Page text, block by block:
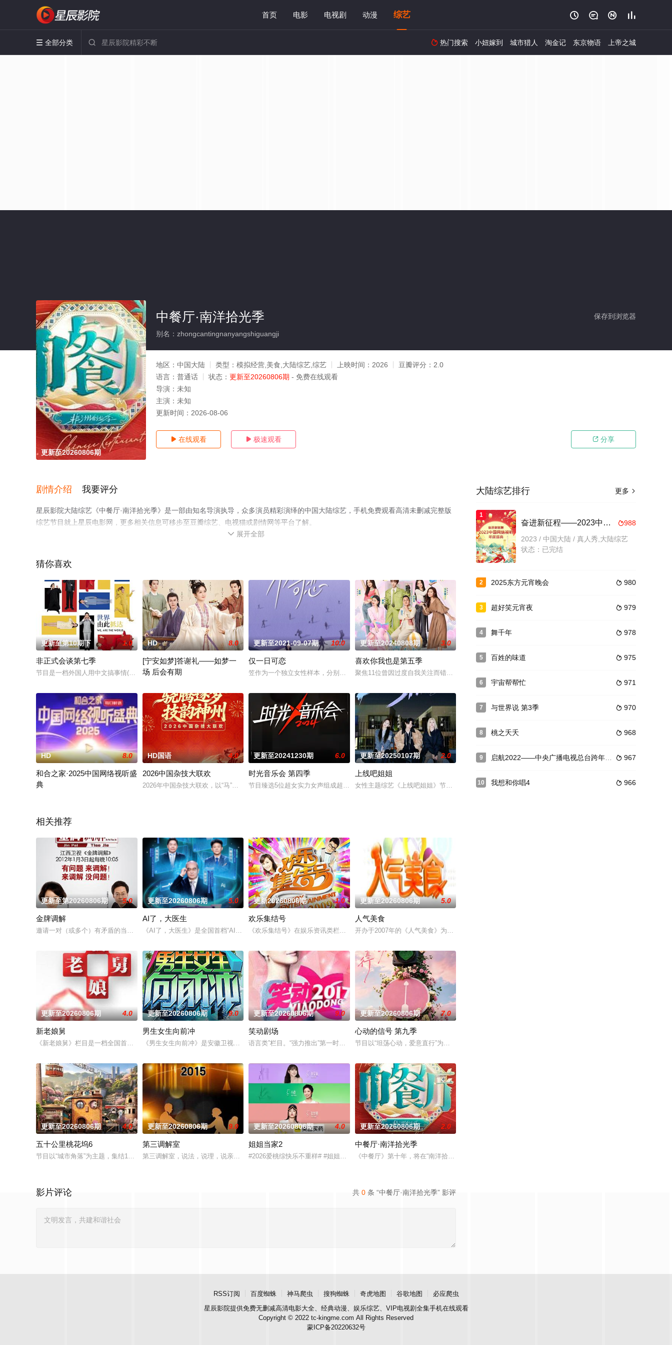
首页 电影 电视剧 动漫 综艺    
 全部分类   热门搜索 小妞嫁到 城市猎人 淘金记 东京物语 上帝之城
更新至20260806期
保存到浏览器
中餐厅·南洋拾光季
别名：zhongcantingnanyangshiguangji
地区： 中国大陆 类型： 模拟经营,美食,大陆综艺,综艺 上映时间： 2026 豆瓣评分： 2.0
语言： 普通话 状态： 更新至20260806期 - 免费在线观看
导演： 未知
主演： 未知
更新时间： 2026-08-06
 在线观看  极速观看  分享
剧情介绍 我要评分
星辰影院大陆综艺《中餐厅·南洋拾光季》是一部由知名导演执导，众多演员精彩演绎的中国大陆综艺，手机免费观看高清未删减完整版
综艺节目就上星辰电影网，更多相关信息可移步至豆瓣综艺、电视猫或剧情网等平台了解。
 展开全部
猜你喜欢
更新至第10期下 1.0
非正式会谈第七季
节目是一档外国人用中文搞事情(siao)的文化访谈类节目，各国青年聚集在一起，以诙谐态度和调侃精神，就当下年轻人普遍关心的热点话题展开积极讨论，通过对话寻求多元的解答，同时增进中国与世界文化的交流。非
HD 8.0
[宁安如梦]答谢礼——如梦一
场 后会有期
该剧改编自时镜的同名小说，曾经的姜雪宁无依无靠，因要自保、也因贪婪，她不择手段的谋取权势，处心积虑当上了皇后，却因此践踏了无数真心，与青梅竹马的小侯爷反目。后，
更新至2021-09-07期 10.0
仅一日可恋
笠作为一个独立女性样本，分别与多位不同类型的男生约会度过一天，体验一日情侣，共同完成最想与理想对象做的事，寻找最舒适的爱情，与真
更新至20240808期 3.0
喜欢你我也是第五季
聚焦11位曾因过度自我关注而错过爱情的单身男女，学会理解和思考，探寻追爱的新答案，让观众沉浸式感受
HD 8.0
和合之家·2025中国网络视听盛
典
HD国语 4.0
2026中国杂技大联欢
2026年中国杂技大联欢，以“马”作为核心意象，它不再是普通的生肖符号，而是升华为贯穿过去、现在与未来的“时空神骏”。它代表着杂技艺术中那股奔腾不息、超越极限的生命力，是
更新至20241230期 6.0
时光音乐会 第四季
节目臻选5位超女实力女声组成超女梦之队，迎接九大音乐 IP「音乐知音」重现2004-2024音乐综艺20年时光金曲，完成一次跨越20年的中国音乐
更新至20250107期 2.0
上线吧姐姐
女性主题综艺《上线吧姐姐》节目将于12月20日起在芒果TV独家开播，为观众带来连续的舞台盛宴与情感共
相关推荐
更新至第20260806期 5.0
金牌调解
邀请一对（或多个）有矛盾的当事人进入演播室，主持人和人民调解员现场为当事人排忧解难，通过节目告诉观众面对纠纷的智慧和解决矛盾的艺术，将真实事件和综艺手段完美交融，塑造全新节目模式。节目中将大力体
更新至20260806期 5.0
AI了，大医生
《AI了，大医生》是全国首档“AI+医学”全媒体健康科普节目，第一季大咖季由湖北广播电视台联合湖北省医师协会策划推出，“人民英雄”国家荣誉称号获得者张定宇联合发起。节目打
更新20260806期 1.0
欢乐集结号
《欢乐集结号》在娱乐资讯类栏目中一枝独秀，领跑全国，是辽宁卫视唯一一档以报道娱乐动态、解读文化现象、重温经典作品为内容的专题栏
更新至20260806期 5.0
人气美食
开办于2007年的《人气美食》为美食榜单、人气小店、民间美食、烹饪厨艺和饮食风俗为主要内容的美食文
更新至20260806期 4.0
新老娘舅
《新老娘舅》栏目是一档全国首创的调解类谈话节目，由新娱乐和上海市司法局联合制作。节目以调解百姓纠纷、营造和谐社会为宗旨，用老百姓喜闻乐见的形式，潜移默化地宣传国家的政策法规，受到了观众的广泛欢
更新至20260806期 9.0
男生女生向前冲
《男生女生向前冲》是安徽卫视的一档全民榜样健身节目。从2010年开始，《男生女生向前冲》已经连续播出三年，形成了自身的品牌规模效应，据CSM数据显示，前五季的节目，平
更新至20260806期 9.0
笑动剧场
语言类”栏目。“强力推出”第一时段，独创“幽默评书”打造北京风格，“坚守稳固”第二时段，坚持有“亲和力”的专业化道路，“独具匠心”年轻时段，开
更新至20260806期 7.0
心动的信号 第九季
节目以“坦荡心动，爱意直行”为核心主题，聚焦真诚直白的新式恋爱，告别无效拉扯，走进心动小屋，见证单
更新至20260806期 4.0
五十公里桃花坞6
节目以“城市角落”为主题，集结15位多元坞民通过21天的共同生活与亲手建造，探索"在不够理想的环境中，如何创造理想生活"的时代命题。这是一场关于城市更新，社区再造与社交实验的"温暖成人童话"。
更新至20260806期 9.0
第三调解室
第三调解室，说法，说理，说亲情。第三调解室是国内第一档具有法律效力的排解矛盾、化解纠纷的电视节目。节目将司法局的人民调解室，公安局的联合调解室，人民法院的庭前调
更新至20260806期 4.0
姐姐当家2
#2026爱桃综快乐不重样# #姐姐当家# 第二季惊喜回归，看姐姐们如何见招拆招，畅聊人生的酸甜苦辣。观察团已就位，等你一起来“当家”！
更新至20260806期 2.0
中餐厅·南洋拾光季
《中餐厅》第十年，将在“南洋拾光”的氛围中，打造一家独具风格特色的田园餐厅。内容场景上，除餐厅本
共 0 条 “中餐厅·南洋拾光季” 影评
影片评论
更多 
大陆综艺排行
1
988
奋进新征程——2023中国网络视听年度盛典
2023 / 中国大陆 / 真人秀,大陆综艺
状态：已完结
2  980
2025东方元宵晚会
3  979
超好笑元宵夜
4  978
舞千年
5  975
百姓的味道
6  971
宇宙帮帮忙
7  970
与世界说 第3季
8  968
桃之夭夭
9  967
启航2022——中央广播电视总台跨年盛典
10  966
我想和你唱4
RSS订阅 百度蜘蛛 神马爬虫 搜狗蜘蛛 奇虎地图 谷歌地图
必应爬虫
星辰影院提供免费无删减高清电影大全、经典动漫、娱乐综艺、VIP电视剧全集手机在线观看
Copyright © 2022 tc-kingme.com All Rights Reserved
蒙ICP备20220632号